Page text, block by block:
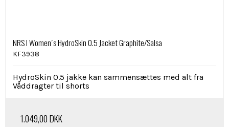
NRS I Women´s HydroSkin 0.5 Jacket Graphite/Salsa
KF3938
HydroSkin 0.5 jakke kan sammensættes med alt fra
Våddragter til shorts
1.049,00 DKK